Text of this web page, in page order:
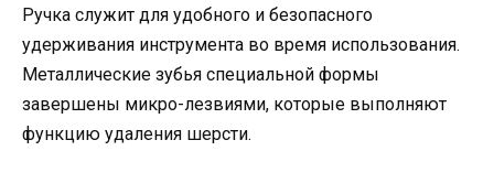
Ручка служит для удобного и безопасного
удерживания инструмента во время использования.
Металлические зубья специальной формы
завершены микро-лезвиями, которые выполняют
функцию удаления шерсти.